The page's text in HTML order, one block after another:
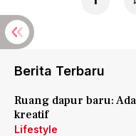
Berita Terbaru
Ruang dapur baru:
kreatif
Lifestyle